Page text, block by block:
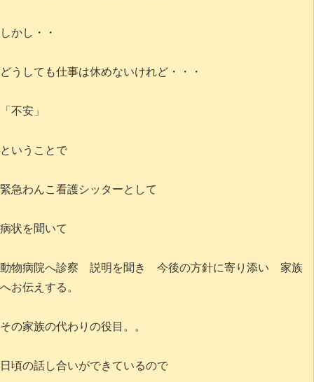
しかし・・
どうしても仕事は休めないけれど・・・
「不安」
ということで
緊急わんこ看護シッターとして
病状を聞いて
動物病院へ診察 説明を聞き 今後の方針に寄り添い 家族
へお伝えする。
その家族の代わりの役目。。
日頃の話し合いができているので